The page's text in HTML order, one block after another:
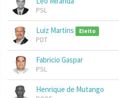
PSL
Luiz Martins Eleito
PDT
Fabricio Gaspar
PSL
Henrique de Mutango